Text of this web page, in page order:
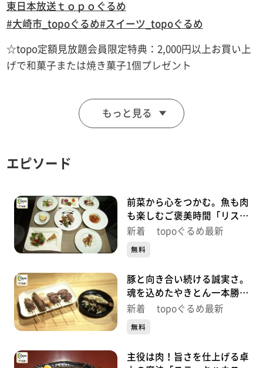
東日本放送 ｔｏｐｏぐるめ
#大崎市_topoぐるめ#スイーツ_topoぐるめ
☆topo定額見放題会員限定特典：2,000円以上お買い上
げで和菓子または焼き菓子1個プレゼント
■Le Ciel (ル･シエル)
【住所】宮城県大崎市田尻沼部新富岡25-4
【電話番号】0229-39-0348
【定休日】火曜
♪きみに 上白石萌音
※特典をご利用の際は、topoにログインをしてトップ
画面をご注文の前にお店の方にお見せください。
「定額見放題会員」を提示）
※紹介した店舗情報は変更している場合があります。
※紹介した商品は取り扱いが終了している場合がありま
す。
もっと見る
エピソード
前菜から心をつかむ。魚も肉
も楽しむご褒美時間「リスト
ランテ キシネ」（青葉区本
新着 topoぐるめ最新
無料
豚と向き合い続ける誠実さ。
魂を込めたやきとん一本勝負
「やきとん魂」（青葉区国分
新着 topoぐるめ最新
無料
主役は肉！旨さを仕上げる卓